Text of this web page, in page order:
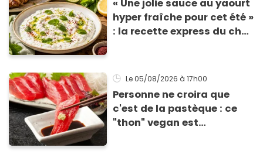
« Une jolie sauce au yaourt
hyper fraîche pour cet été »
: la recette express du chef
grillades
Le 05/08/2026 à 17h00
Personne ne croira que
c'est de la pastèque : ce
"thon" vegan est